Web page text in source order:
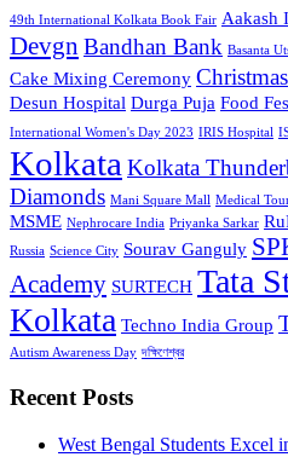
49th International Kolkata Book Fair Aakash
Devgn Bandhan Bank Basanta
Cake Mixing Ceremony Christmas
Desun Hospital Durga Puja Food
International Women's Day 2023 IRIS Hospital
Kolkata Kolkata
Diamonds Mani Square Mall Medical
MSME Nephrocare India Priyanka Sarkar
Russia Science City Sourav Ganguly
Academy SURTECH Tata
Kolkata Techno India Group
Autism Awareness Day দক্ষিণেশ্বর
Recent Posts
West Bengal Students